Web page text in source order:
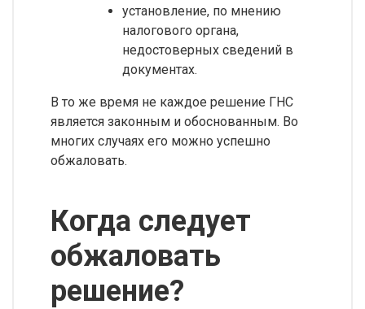
установление, по мнению
налогового органа,
недостоверных сведений в
документах.
В то же время не каждое решение ГНС
является законным и обоснованным. Во
многих случаях его можно успешно
обжаловать.
Когда следует
обжаловать
решение?